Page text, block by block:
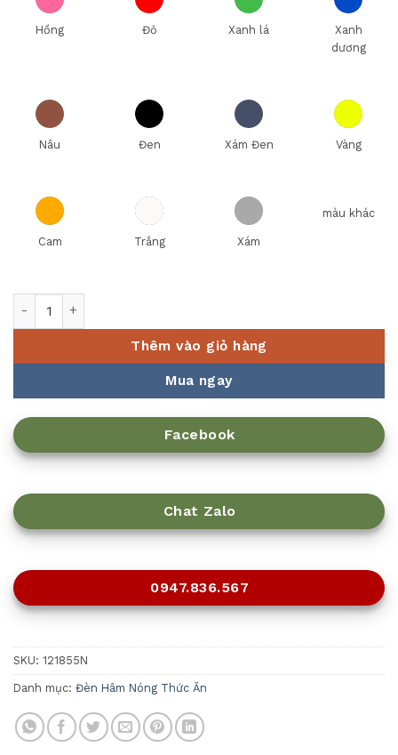
Hồng Đỏ Xanh lá
Xanh
dương
Nâu Đen Xám Đen Vàng
Cam Trắng Xám
màu khác
Thêm vào giỏ hàng
Mua ngay
Facebook
Chat Zalo
0947.836.567
SKU: 121855N
Danh mục: Đèn Hâm Nóng Thức Ăn